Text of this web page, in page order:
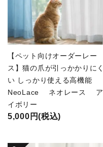
【ペット向けオーダーレー
ス】猫の爪が引っかかりにく
い しっかり使える高機能
NeoLace ネオレース ア
イボリー
5,000円(税込)